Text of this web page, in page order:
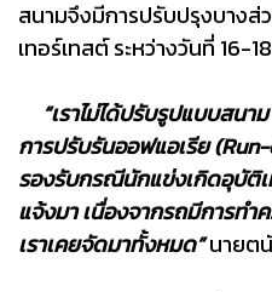
สนามจึงมีการปรับปรุงบางส่
เทอร์เทสต์ ระหว่างวันที่ 16-
“เราไม่ได้ปรับรูปแบบสนา
การปรับรันออฟแอเรีย
รองรับกรณีนักแข่งเกิดอุบัติเ
แจ้งมา เนื่องจากรถมีการทำ
เราเคยจัดมาทั้งหมด”นายต